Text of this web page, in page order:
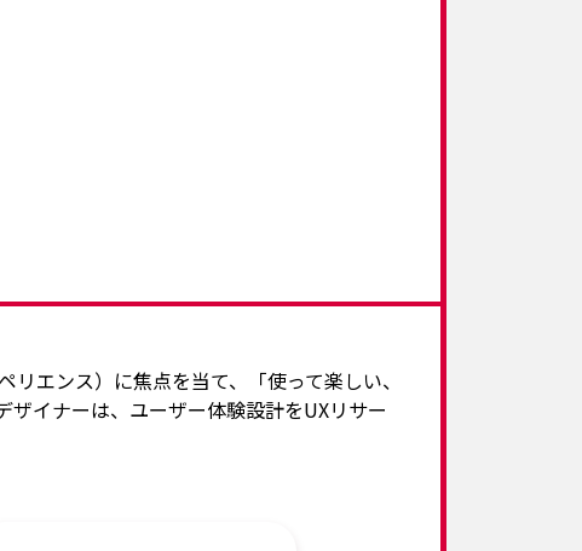
エンス）に焦点を当て、「使って楽しい、
イナーは、ユーザー体験設計をUXリサー